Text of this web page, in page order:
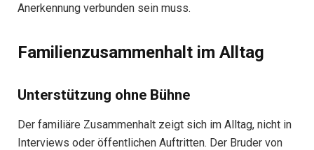
Anerkennung verbunden sein muss.
Familienzusammenhalt im Alltag
Unterstützung ohne Bühne
Der familiäre Zusammenhalt zeigt sich im Alltag, nicht in
Interviews oder öffentlichen Auftritten. Der Bruder von